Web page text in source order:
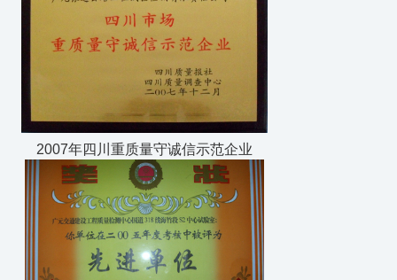
2007年四川重质量守诚信示范企业